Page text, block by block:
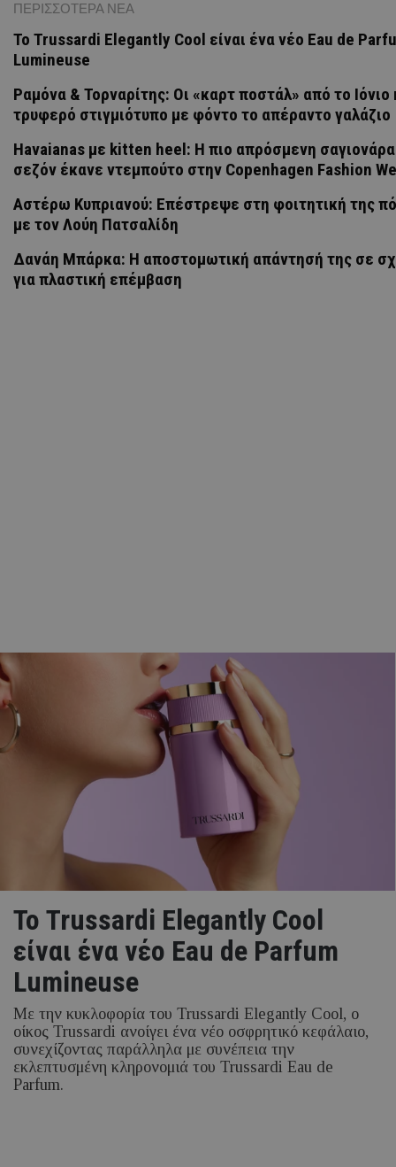
ΠΕΡΙΣΣΟΤΕΡΑ ΝΕΑ
Το Trussardi Elegantly Cool είναι ένα νέο Eau de
Lumineuse
Ραμόνα & Τορναρίτης: Οι «καρτ ποστάλ» από το Ιόνιο
τρυφερό στιγμιότυπο με φόντο το απέραντο γαλάζιο
Havaianas με kitten heel: Η πιο απρόσμενη
σεζόν έκανε ντεμπούτο στην Copenhagen Fashion
Αστέρω Κυπριανού: Επέστρεψε στη φοιτητική της
με τον Λούη Πατσαλίδη
Δανάη Μπάρκα: Η αποστομωτική απάντησή της σε
για πλαστική επέμβαση
Το Trussardi Elegantly Cool
είναι ένα νέο Eau de Parfum
Lumineuse
Με την κυκλοφορία του Trussardi Elegantly Cool, ο
οίκος Trussardi ανοίγει ένα νέο οσφρητικό κεφάλαιο,
συνεχίζοντας παράλληλα με συνέπεια την
εκλεπτυσμένη κληρονομιά του Trussardi Eau de
Parfum.